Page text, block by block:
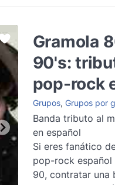
Gramola
90's:
pop-rock
Grupos, Grupos por
Banda tributo al
en español
Si eres fanático
pop-rock
90, contratar una